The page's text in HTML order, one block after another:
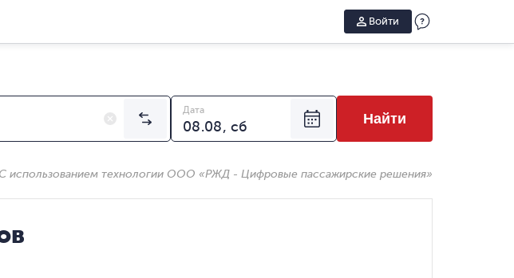
Войти
Дата
Найти
С использованием технологии ООО «РЖД - Цифровые пассажирские решения»